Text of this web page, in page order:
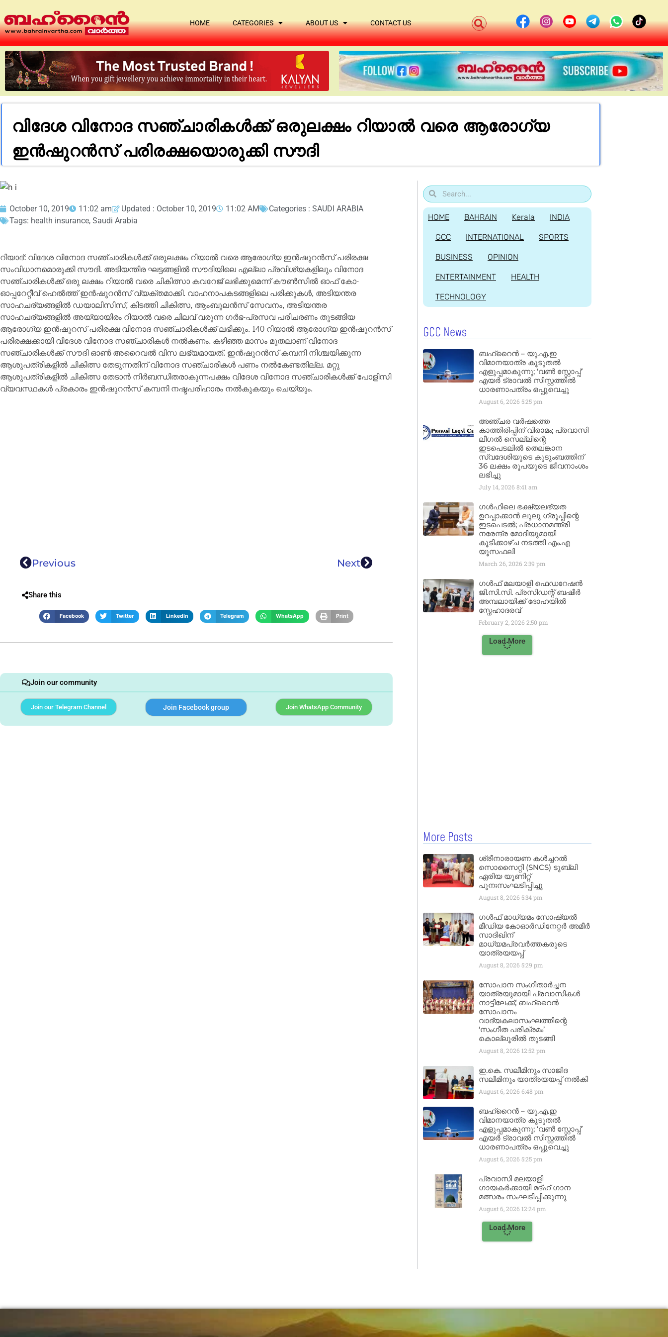
HOME CATEGORIES ABOUT US CONTACT US
വിദേശ വിനോദ സഞ്ചാരികൾക്ക് ഒരുലക്ഷം റിയാൽ വരെ ആരോഗ്യ
ഇൻഷുറൻസ് പരിരക്ഷയൊരുക്കി സൗദി
October 10, 2019 11:02 am Updated : October 10, 2019 11:02 AM Categories : SAUDI ARABIA
Tags: health insurance, Saudi Arabia
റിയാദ്: വിദേശ വിനോദ സഞ്ചാരികൾക്ക് ഒരുലക്ഷം റിയാൽ വരെ ആരോഗ്യ ഇൻഷുറൻസ് പരിരക്ഷ
സംവിധാനമൊരുക്കി സൗദി. അടിയന്തിര ഘട്ടങ്ങളിൽ സൗദിയിലെ എല്ലാ പ്രവിശ്യകളിലും വിനോദ
സഞ്ചാരികൾക്ക് ഒരു ലക്ഷം റിയാൽ വരെ ചികിത്സാ കവറേജ് ലഭിക്കുമെന്ന് കൗൺസിൽ ഓഫ് കോ-
ഓപ്പറേറ്റീവ് ഹെൽത്ത് ഇൻഷുറൻസ് വ്യക്തമാക്കി. വാഹനാപകടങ്ങളിലെ പരിക്കുകൾ, അടിയന്തര
സാഹചര്യങ്ങളിൽ ഡയാലിസിസ്, കിടത്തി ചികിത്സ, ആംബുലൻസ് സേവനം, അടിയന്തര
സാഹചര്യങ്ങളിൽ അയ്യായിരം റിയാൽ വരെ ചിലവ് വരുന്ന ഗർഭ-പ്രസവ പരിചരണം തുടങ്ങിയ
ആരോഗ്യ ഇൻഷുറസ് പരിരക്ഷ വിനോദ സഞ്ചാരികൾക്ക് ലഭിക്കും. 140 റിയാൽ ആരോഗ്യ ഇൻഷുറൻസ്
പരിരക്ഷക്കായി വിദേശ വിനോദ സഞ്ചാരികൾ നൽകണം. കഴിഞ്ഞ മാസം മുതലാണ് വിനോദ
സഞ്ചാരികൾക്ക് സൗദി ഓൺ അറൈവൽ വിസ ലഭ്യമായത്. ഇൻഷുറൻസ് കമ്പനി നിശ്ചയിക്കുന്ന
ആശുപത്രികളിൽ ചികിത്സ തേടുന്നതിന് വിനോദ സഞ്ചാരികൾ പണം നൽകേണ്ടതില്ല. മറ്റു
ആശുപത്രികളിൽ ചികിത്സ തേടാന്‍ നിർബന്ധിതരാകുന്നപക്ഷം വിദേശ വിനോദ സഞ്ചാരികൾക്ക് പോളിസി
വ്യവസ്ഥകൾ പ്രകാരം ഇൻഷുറൻസ് കമ്പനി നഷ്ടപരിഹാരം നൽകുകയും ചെയ്യും.
Previous Next
Share this
Facebook Twitter LinkedIn Telegram WhatsApp Print
Join our community
Join our Telegram Channel Join Facebook group Join WhatsApp Community
HOME BAHRAIN Kerala INDIA
GCC INTERNATIONAL SPORTS
BUSINESS OPINION
ENTERTAINMENT HEALTH
TECHNOLOGY
GCC News
ബഹ്‌റൈൻ – യു.എ.ഇ
വിമാനയാത്ര കൂടുതൽ
എളുപ്പമാകുന്നു; ‘വൺ സ്റ്റോപ്പ്’
എയർ ട്രാവൽ സിസ്റ്റത്തിൽ
ധാരണാപത്രം ഒപ്പുവെച്ചു
August 6, 2026 5:25 pm
അഞ്ചര വർഷത്തെ
കാത്തിരിപ്പിന് വിരാമം; പ്രവാസി
ലീഗൽ സെല്ലിന്റെ
ഇടപെടലിൽ തെലങ്കാന
സ്വദേശിയുടെ കുടുംബത്തിന്
36 ലക്ഷം രൂപയുടെ ജീവനാംശം
ലഭിച്ചു
July 14, 2026 8:41 am
ഗൾഫിലെ ഭക്ഷ്യലഭ്യത
ഉറപ്പാക്കാൻ ലുലു ഗ്രൂപ്പിന്റെ
ഇടപെടൽ; പ്രധാനമന്ത്രി
നരേന്ദ്ര മോദിയുമായി
കൂടിക്കാഴ്ച നടത്തി എം.എ
യൂസഫലി
March 26, 2026 2:39 pm
ഗൾഫ് മലയാളി ഫെഡറേഷൻ
ജി.സി.സി. പ്രസിഡന്റ് ബഷീർ
അമ്പലായിക്ക് ദോഹയിൽ
സ്നേഹാദരവ്
February 2, 2026 2:50 pm
Load More
More Posts
ശ്രീനാരായണ കൾച്ചറൽ
സൊസൈറ്റി (SNCS) ടുബ്ലി
ഏരിയ യൂണിറ്റ്
പുനഃസംഘടിപ്പിച്ചു
August 8, 2026 5:34 pm
ഗൾഫ് മാധ്യമം സോഷ്യൽ
മീഡിയ കോഓർഡിനേറ്റർ അമീർ
സാദിഖിന്
മാധ്യമപ്രവർത്തകരുടെ
യാത്രയയപ്പ്
August 8, 2026 5:29 pm
സോപാന സംഗീതാർച്ചന
യാത്രയുമായി പ്രവാസികൾ
നാട്ടിലേക്ക്; ബഹ്‌റൈൻ
സോപാനം
വാദ്യകലാസംഘത്തിന്റെ
‘സംഗീത പരിക്രമം’
കൊല്ലൂരിൽ തുടങ്ങി
August 8, 2026 12:52 pm
ഇ.കെ. സലീമിനും സാജിദ
സലീമിനും യാത്രയയപ്പ് നൽകി
August 6, 2026 6:48 pm
ബഹ്‌റൈൻ – യു.എ.ഇ
വിമാനയാത്ര കൂടുതൽ
എളുപ്പമാകുന്നു; ‘വൺ സ്റ്റോപ്പ്’
എയർ ട്രാവൽ സിസ്റ്റത്തിൽ
ധാരണാപത്രം ഒപ്പുവെച്ചു
August 6, 2026 5:25 pm
പ്രവാസി മലയാളി
ഗായകർക്കായി മദ്ഹ് ഗാന
മത്സരം സംഘടിപ്പിക്കുന്നു
August 6, 2026 12:24 pm
Load More